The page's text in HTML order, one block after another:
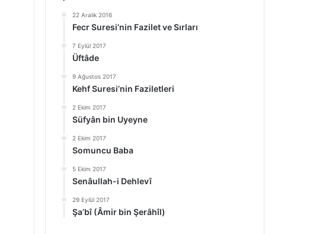
22 Aralık 2016
Fecr Suresi’nin Fazilet ve Sırları
7 Eylül 2017
Üftâde
9 Ağustos 2017
Kehf Suresi’nin Faziletleri
2 Ekim 2017
Süfyân bin Uyeyne
2 Ekim 2017
Somuncu Baba
5 Ekim 2017
Senâullah-i Dehlevî
29 Eylül 2017
Şa’bî (Âmir bin Şerâhîl)